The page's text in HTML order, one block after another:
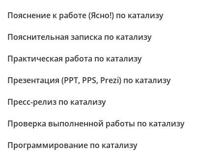
Пояснение к работе (Ясно!) по катализу
Пояснительная записка по катализу
Практическая работа по катализу
Презентация (PPT, PPS, Prezi) по катализу
Пресс-релиз по катализу
Проверка выполненной работы по катализу
Программирование по катализу